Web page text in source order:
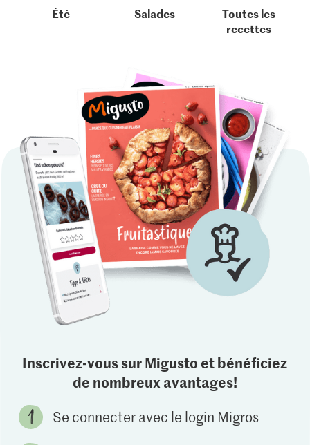
Été Salades
Toutes les
recettes
Inscrivez-vous sur Migusto et bénéficiez
de nombreux avantages!
Se connecter avec le login Migros